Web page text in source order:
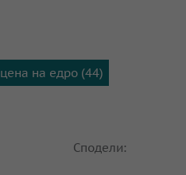
цена на едро (44)
Сподели: